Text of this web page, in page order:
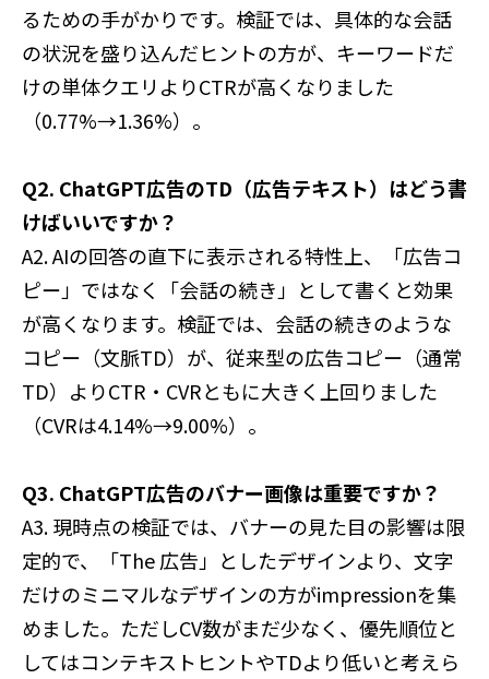
るための手がかりです。検証では、具体的な会話
の状況を盛り込んだヒントの方が、キーワードだ
けの単体クエリよりCTRが高くなりました
（0.77%→1.36%）。
Q2. ChatGPT広告のTD（広告テキスト）はどう書
けばいいですか？
A2. AIの回答の直下に表示される特性上、「広告コ
ピー」ではなく「会話の続き」として書くと効果
が高くなります。検証では、会話の続きのような
コピー（文脈TD）が、従来型の広告コピー（通常
TD）よりCTR・CVRともに大きく上回りました
（CVRは4.14%→9.00%）。
Q3. ChatGPT広告のバナー画像は重要ですか？
A3. 現時点の検証では、バナーの見た目の影響は限
定的で、「The 広告」としたデザインより、文字
だけのミニマルなデザインの方がimpressionを集
めました。ただしCV数がまだ少なく、優先順位と
してはコンテキストヒントやTDより低いと考えら